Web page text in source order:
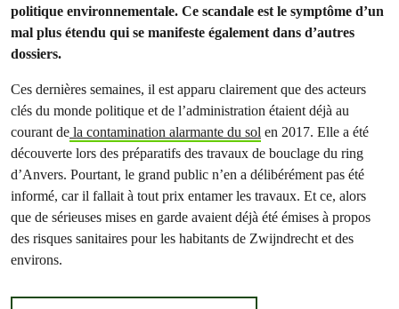
politique environnementale. Ce scandale est le symptôme d’un
mal plus étendu qui se manifeste également dans d’autres
dossiers.
Ces dernières semaines, il est apparu clairement que des acteurs
clés du monde politique et de l’administration étaient déjà au
courant de la contamination alarmante du sol en 2017. Elle a été
découverte lors des préparatifs des travaux de bouclage du ring
d’Anvers. Pourtant, le grand public n’en a délibérément pas été
informé, car il fallait à tout prix entamer les travaux. Et ce, alors
que de sérieuses mises en garde avaient déjà été émises à propos
des risques sanitaires pour les habitants de Zwijndrecht et des
environs.